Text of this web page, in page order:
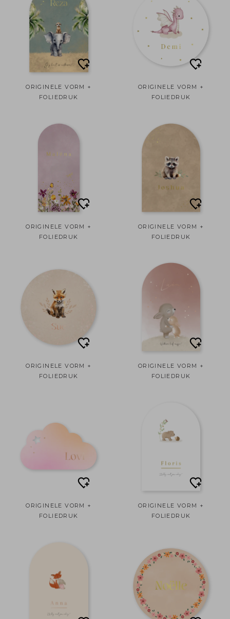
ORIGINELE VORM +
FOLIEDRUK
ORIGINELE VORM +
FOLIEDRUK
ORIGINELE VORM +
FOLIEDRUK
ORIGINELE VORM +
FOLIEDRUK
ORIGINELE VORM +
FOLIEDRUK
ORIGINELE VORM +
FOLIEDRUK
ORIGINELE VORM +
FOLIEDRUK
ORIGINELE VORM +
FOLIEDRUK